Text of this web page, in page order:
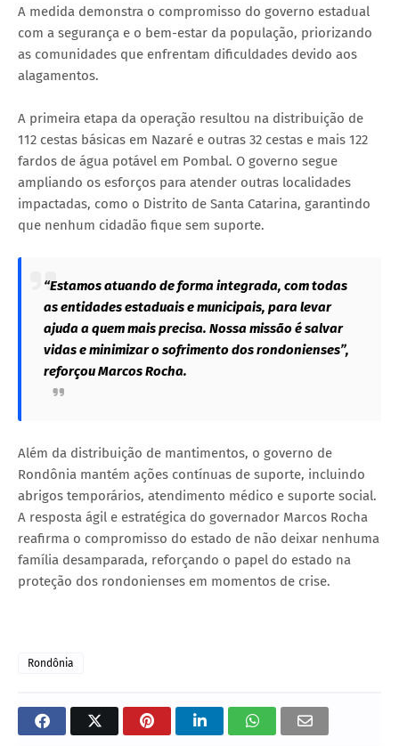
A medida demonstra o compromisso do governo estadual
com a segurança e o bem-estar da população, priorizando
as comunidades que enfrentam dificuldades devido aos
alagamentos.
A primeira etapa da operação resultou na distribuição de
112 cestas básicas em Nazaré e outras 32 cestas e mais 122
fardos de água potável em Pombal. O governo segue
ampliando os esforços para atender outras localidades
impactadas, como o Distrito de Santa Catarina, garantindo
que nenhum cidadão fique sem suporte.
“Estamos atuando de forma integrada, com todas
as entidades estaduais e municipais, para levar
ajuda a quem mais precisa. Nossa missão é salvar
vidas e minimizar o sofrimento dos rondonienses”,
reforçou Marcos Rocha.
Além da distribuição de mantimentos, o governo de
Rondônia mantém ações contínuas de suporte, incluindo
abrigos temporários, atendimento médico e suporte social.
A resposta ágil e estratégica do governador Marcos Rocha
reafirma o compromisso do estado de não deixar nenhuma
família desamparada, reforçando o papel do estado na
proteção dos rondonienses em momentos de crise.
Rondônia